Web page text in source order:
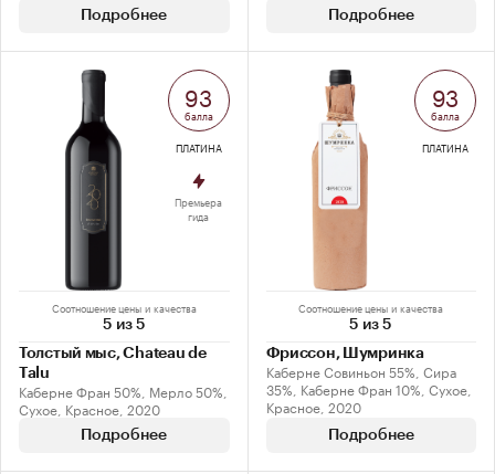
Подробнее Подробнее
Соотношение цены и качества
5 из 5
Толстый мыс, Chateau de
Talu
Каберне Фран 50%, Мерло 50%,
Сухое, Красное, 2020
Подробнее
93
балла
ПЛАТИНА
Премьера
гида
Соотношение цены и качества
5 из 5
Фриссон, Шумринка
Каберне Совиньон 55%, Сира
35%, Каберне Фран 10%, Сухое,
Красное, 2020
Подробнее
93
балла
ПЛАТИНА